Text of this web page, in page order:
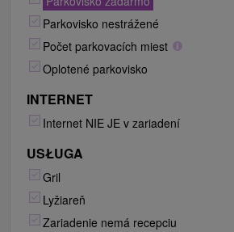
Parkovisko nestrážené
Počet parkovacích miest
Oplotené parkovisko
INTERNET
Internet NIE JE v zariadení
USŁUGA
Gril
Lyžiareň
Zariadenie nemá recepciu